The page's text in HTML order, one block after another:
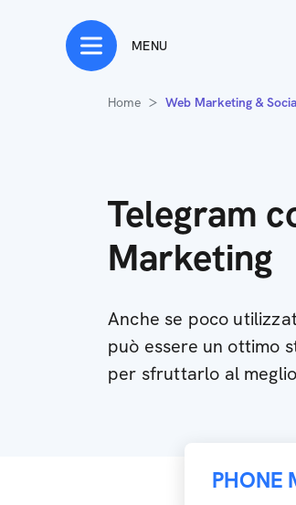
MENU
Home Web Marketing &
Telegram
Marketing
Anche se poco
può essere un ottimo
per sfruttarlo al meglio
PHONE